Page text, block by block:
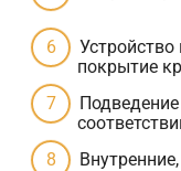
покрытие